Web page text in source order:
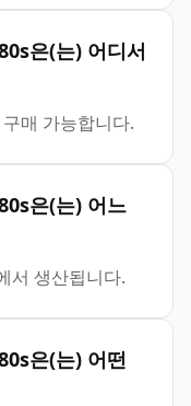
은(는) 어디서
매 가능합니다.
은(는) 어느
서 생산됩니다.
은(는) 어떤